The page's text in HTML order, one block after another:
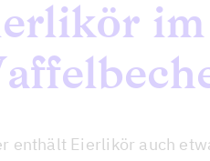
im
enthält Eierlikör auch